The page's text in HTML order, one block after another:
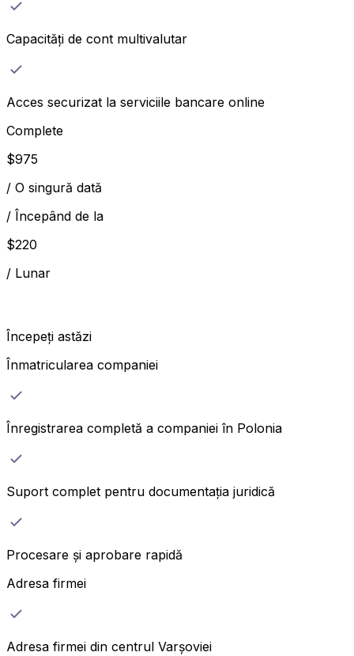
Capacități de cont multivalutar
Acces securizat la serviciile bancare online
Complete
$975
/ O singură dată
/ Începând de la
$220
/ Lunar
Începeți astăzi
Înmatricularea companiei
Înregistrarea completă a companiei în Polonia
Suport complet pentru documentația juridică
Procesare și aprobare rapidă
Adresa firmei
Adresa firmei din centrul Varșoviei